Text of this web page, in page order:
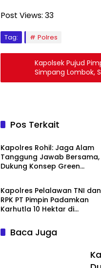
Post Views: 33
Tag: Polres
Kapolsek Pujud
Simpang Lombok,
Pos Terkait
POLRI
Kapolres Rohil: Jaga Alam
Tanggung Jawab Bersama,
Dukung Konsep Green
POLRI
Kapolres Pelalawan TNI dan
RPK PT Pimpin Padamkan
Karhutla 10 Hektar di
Diterjunkan
Baca Juga